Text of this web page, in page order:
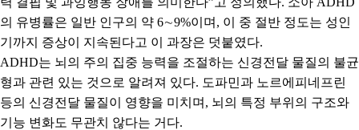
의 유병률은 일반 인구의 약 6∼9%이며 , 이 중 절반 정도는 성인
기까지 증상이 지속된다고 이 과장은 덧붙였다.
ADHD는 뇌의 주의 집중 능력을 조절하는 신경전달 물질의 불균
형과 관련 있는 것으로 알려져 있다. 도파민과 노르에피네프린
등의 신경전달 물질이 영향을 미치며 , 뇌의 특정 부위의 구조와
기능 변화도 무관치 않다는 거다.